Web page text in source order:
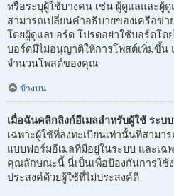
หรือระบุผู้ใช้บางคน เช่น ผู้ดูแลและผู้
สามารถเปลี่ยนคำอธิบายของเครือข่า
โดยผู้ดูแลบอร์ด โปรดอย่าใช้บอร์ดโด
บอร์ดมีไม่อนุญาติให้การโพสต์เพิ่มขึ้น
จำนวนโพสต์ของคุณ
ข้างบน
เมื่อฉันคลิกลิงก์อีเมลสำหรับผู้ใช้ ระบ
เฉพาะผู้ใช้ที่ลงทะเบียนเท่านั้นที่สามา
แบบฟอร์มอีเมลที่มีอยู่ในระบบ และเฉ
คุณลักษณะนี้ นี่เป็นเพื่อป้องกันการใช้
ประสงค์ด้วยผู้ใช้ที่ไม่ประสงค์ดี